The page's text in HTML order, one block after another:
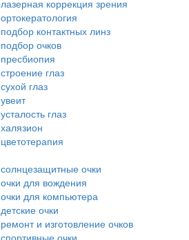
лазерная коррекция зрения
ортокератология
подбор контактных линз
подбор очков
пресбиопия
строение глаз
сухой глаз
увеит
усталость глаз
халязион
цветотерапия
солнцезащитные очки
очки для вождения
очки для компьютера
детские очки
ремонт и изготовление очков